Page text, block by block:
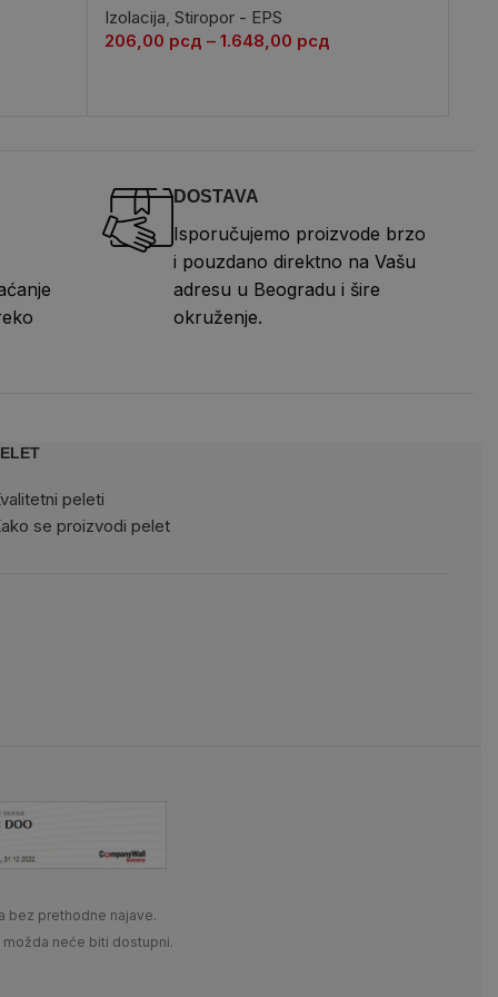
Izolacija, Stiropor - EPS
206,00 рсд – 1.648,00 рсд
DOSTAVA
Isporučujemo proizvode brzo
i pouzdano direktno na Vašu
adresu u Beogradu i šire
okruženje.
peleti
se proizvodi pelet
bez prethodne najave.
neće biti dostupni.